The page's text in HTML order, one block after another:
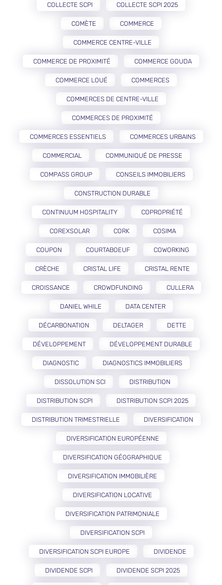
COLLECTE SCPI COLLECTE SCPI 2025
COMÈTE COMMERCE
COMMERCE CENTRE-VILLE
COMMERCE DE PROXIMITÉ COMMERCE GOUDA
COMMERCE LOUÉ COMMERCES
COMMERCES DE CENTRE-VILLE
COMMERCES DE PROXIMITÉ
COMMERCES ESSENTIELS COMMERCES URBAINS
COMMERCIAL COMMUNIQUÉ DE PRESSE
COMPASS GROUP CONSEILS IMMOBILIERS
CONSTRUCTION DURABLE
CONTINUUM HOSPITALITY COPROPRIÉTÉ
COREXSOLAR CORK COSIMA
COUPON COURTABOEUF COWORKING
CRÈCHE CRISTAL LIFE CRISTAL RENTE
CROISSANCE CROWDFUNDING CULLERA
DANIEL WHILE DATA CENTER
DÉCARBONATION DELTAGER DETTE
DÉVELOPPEMENT DÉVELOPPEMENT DURABLE
DIAGNOSTIC DIAGNOSTICS IMMOBILIERS
DISSOLUTION SCI DISTRIBUTION
DISTRIBUTION SCPI DISTRIBUTION SCPI 2025
DISTRIBUTION TRIMESTRIELLE DIVERSIFICATION
DIVERSIFICATION EUROPÉENNE
DIVERSIFICATION GÉOGRAPHIQUE
DIVERSIFICATION IMMOBILIÈRE
DIVERSIFICATION LOCATIVE
DIVERSIFICATION PATRIMONIALE
DIVERSIFICATION SCPI
DIVERSIFICATION SCPI EUROPE DIVIDENDE
DIVIDENDE SCPI DIVIDENDE SCPI 2025